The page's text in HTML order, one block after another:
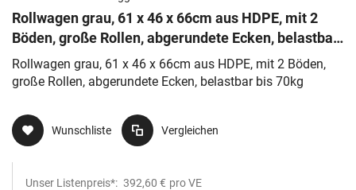
Rollwagen grau, 61 x 46 x 66cm aus HDPE, mit 2
Böden, große Rollen, abgerundete Ecken, belastbar
bis 70kg
Rollwagen grau, 61 x 46 x 66cm aus HDPE, mit 2 Böden,
große Rollen, abgerundete Ecken, belastbar bis 70kg
Wunschliste Vergleichen
Unser Listenpreis*: 392,60 € pro VE